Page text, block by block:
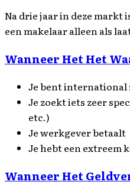
Na drie jaar in deze markt
een makelaar alleen als
Wanneer Het Het
Je bent
Je zoekt iets zeer
etc.)
Je werkgever betaalt
Je hebt een extreem
Wanneer Het